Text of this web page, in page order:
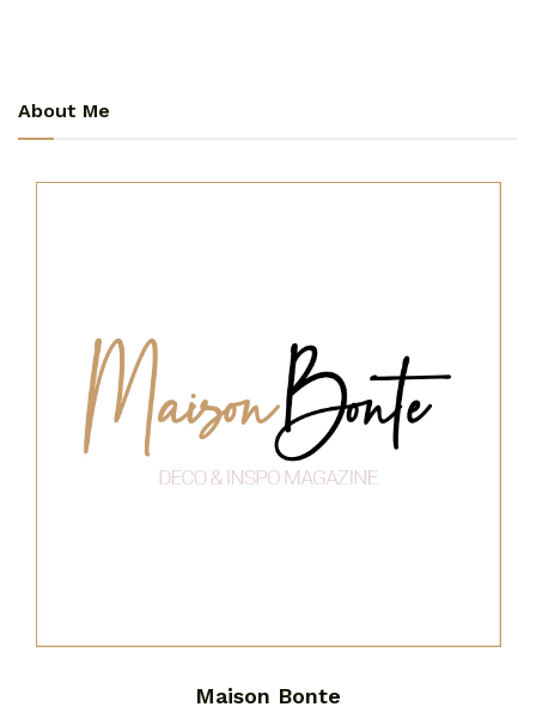
About Me
Maison Bonte